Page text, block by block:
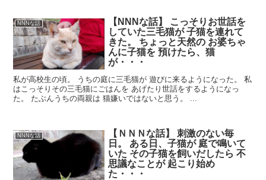
NNNな話
【NNNな話】 こっそりお世話を
していた三毛猫が 子猫を連れて
きた。 ちょっと天然の お婆ちゃ
んに子猫を 預けたら、猫
が・・・
私が高校生の頃。 うちの庭に三毛猫が 遊びに来るようになった。 私
はこっそりその三毛猫にごはんを あげたり世話をするようになっ
た。 たぶんうちの両親は 猫嫌いではないと思う。 ...
NNNな話
【ＮＮＮな話】 刺激のない毎
日。 ある日、子猫が 庭で鳴いて
いた その子猫を飼いだしたら 不
思議なことが 起こり始め
た・・・